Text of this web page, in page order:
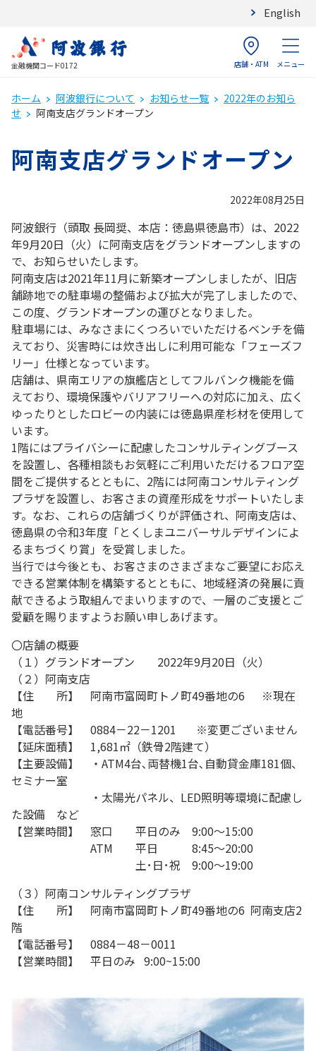
English
金融機関コード0172 店舗・ATM メニュー
ホーム 阿波銀行について お知らせ一覧
2022年のお知ら
せ
阿南支店グランドオープン
阿南支店グランドオープン
2022年08月25日
阿波銀行（頭取 長岡奨、本店：徳島県徳島市）は、2022
年9月20日（火）に阿南支店をグランドオープンしますの
で、お知らせいたします。
阿南支店は2021年11月に新築オープンしましたが、旧店
舗跡地での駐車場の整備および拡大が完了しましたので、
この度、グランドオープンの運びとなりました。
駐車場には、みなさまにくつろいでいただけるベンチを備
えており、災害時には炊き出しに利用可能な「フェーズフ
リー」仕様となっています。
店舗は、県南エリアの旗艦店としてフルバンク機能を備
えており、環境保護やバリアフリーへの対応に加え、広く
ゆったりとしたロビーの内装には徳島県産杉材を使用して
います。
1階にはプライバシーに配慮したコンサルティングブース
を設置し、各種相談もお気軽にご利用いただけるフロア空
間をご提供するとともに、2階には阿南コンサルティング
プラザを設置し、お客さまの資産形成をサポートいたしま
す。なお、これらの店舗づくりが評価され、阿南支店は、
徳島県の令和3年度「とくしまユニバーサルデザインによ
るまちづくり賞」を受賞しました。
当行では今後とも、お客さまのさまざまなご要望にお応え
できる営業体制を構築するとともに、地域経済の発展に貢
献できるよう取組んでまいりますので、一層のご支援とご
愛顧を賜りますようお願い申しあげます。
〇店舗の概要
（１）グランドオープン 2022年9月20日（火）
（２）阿南支店
【住 所】 阿南市富岡町トノ町49番地の6 ※現在
地
【電話番号】 0884－22－1201 ※変更ございません
【延床面積】 1,681㎡（鉄骨2階建て）
【主要設備】 ・ATM4台､両替機1台､自動貸金庫181個、
セミナー室
・太陽光パネル、LED照明等環境に配慮し
た設備 など
【営業時間】 窓口 平日のみ 9:00～15:00
ATM 平日 8:45～20:00
土･日･祝 9:00～19:00
（３）阿南コンサルティングプラザ
【住 所】 阿南市富岡町トノ町49番地の6 阿南支店2
階
【電話番号】 0884－48－0011
【営業時間】 平日のみ 9:00~15:00